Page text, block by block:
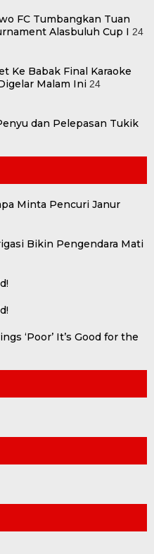
FC Tumbangkan Tuan
Alasbuluh Cup I 24
Ke Babak Final Karaoke
Malam Ini 24
dan Pelepasan Tukik
Minta Pencuri Janur
Bikin Pengendara Mati
‘Poor’ It’s Good for the